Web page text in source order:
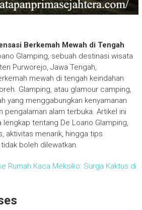
Berkemah Mewah di Tengah
Glamping, sebuah destinasi wisata
Purworejo, Jawa Tengah,
mewah di tengah keindahan
Glamping, atau glamour camping,
yang menggabungkan kenyamanan
pengalaman alam terbuka. Artikel ini
tentang De Loano Glamping,
aktivitas menarik, hingga tips
boleh dilewatkan.
Rumah Kaca Meksiko: Surga Kaktus di